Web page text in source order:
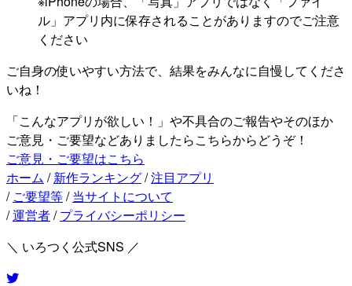
ル」アプリ内に保存されることがありますのでご注意
ください
ご自身の使いやすい方法で、結果をみんなに自慢してくださ
いね！
「こんなアプリが欲しい！」や不具合のご報告やそのほか
ご意見・ご要望などありましたらこちらからどうぞ！
ご意見・ご要望はこちら
ホーム / 新作ランキング/注目アプリ
/ ご要望等/ 当サイトについて
/運営者/ プライバシーポリシー
＼ いろつく公式SNS ／